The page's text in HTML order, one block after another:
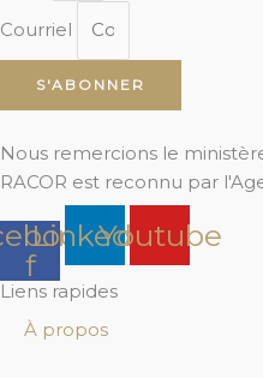
Courriel
S'ABONNER
Nous remercions le
RACOR est reconnu par
f
LinkedinYoutube
Liens rapides
À propos